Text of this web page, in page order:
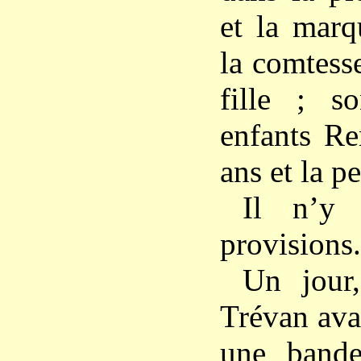
et la
la
fille ;
enfants
ans et la
Il n’y
Un
Trévan
une